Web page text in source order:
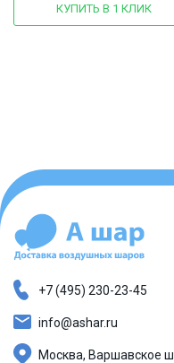
КУПИТЬ В 1 КЛИК
+7 (495) 230-23-45
info@ashar.ru
Москва, Варшавское